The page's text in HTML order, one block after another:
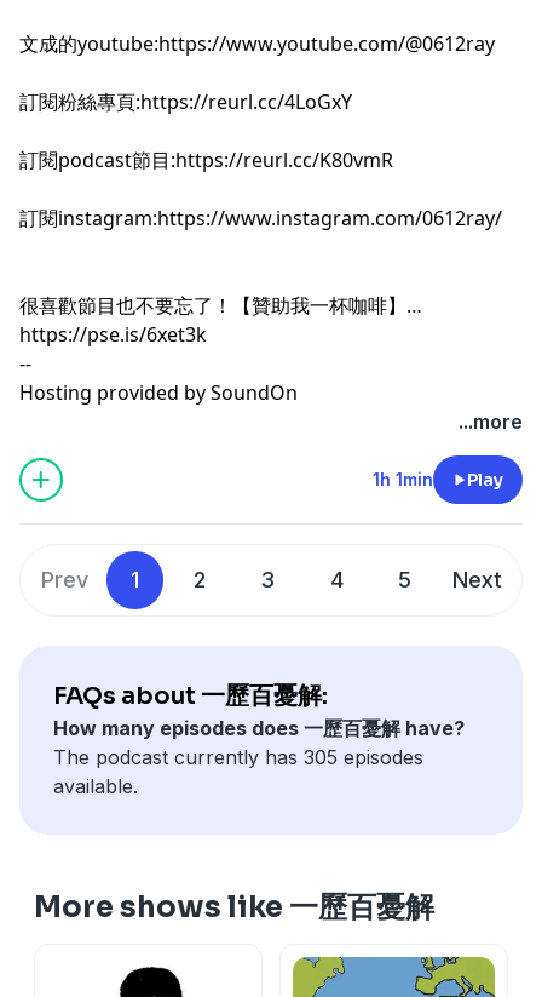
文成的youtube:https://www.youtube.com/@0612ray
訂閱粉絲專頁:https://reurl.cc/4LoGxY
訂閱podcast節目:https://reurl.cc/K80vmR
訂閱instagram:https://www.instagram.com/0612ray/
很喜歡節目也不要忘了！【贊助我一杯咖啡】
https://pse.is/6xet3k
--
Hosting provided bySoundOn
...more
1h 1min Play
Prev 1 2 3 4 5 Next
FAQs about 一歷百憂解:
How many episodes does 一歷百憂解 have?
The podcast currently has 305 episodes
available.
More shows like 一歷百憂解